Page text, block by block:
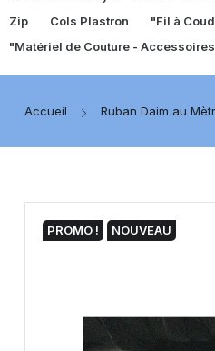
Zip
Cols Plastron "Fil à
"Matériel de Couture -
Accueil Ruban Daim au
PROMO ! NOUVEAU